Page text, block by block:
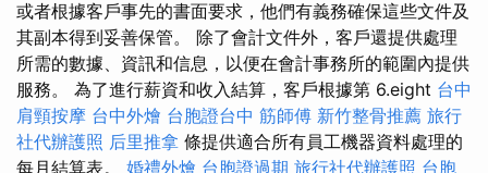
或者根據客戶事先的書面要求，他們有義務確保這些文件及
其副本得到妥善保管。 除了會計文件外，客戶還提供處理
所需的數據、資訊和信息，以便在會計事務所的範圍內提供
服務。 為了進行薪資和收入結算，客戶根據第 6.eight 台中
肩頸按摩 台中外燴 台胞證台中 筋師傅 新竹整骨推薦 旅行
社代辦護照 后里推拿 條提供適合所有員工機器資料處理的
每月結算表。 婚禮外燴 台胞證過期 旅行社代辦護照 台胞